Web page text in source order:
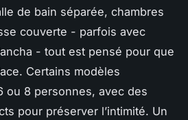
de bain séparée, chambres
couverte - parfois avec
- tout est pensé pour que
Certains modèles
ou 8 personnes, avec des
pour préserver l’intimité. Un